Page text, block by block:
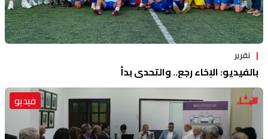
تقرير
بالفيديو: الإخاء رجع.. والتحدي بدأ
فيديو